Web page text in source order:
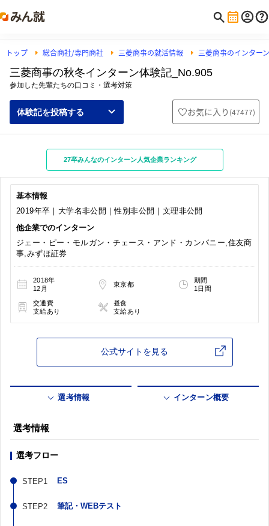
トップ 総合商社/専門商社 三菱商事の就活情報 三菱商事のインター
三菱商事の秋冬インターン体験記_No.905
参加した先輩たちの口コミ・選考対策
体験記を投稿する お気に入り (47477)
27卒みんなのインターン人気企業ランキング
基本情報
2019年卒｜大学名非公開｜性別非公開｜文理非公開
他企業でのインターン
ジェー・ピー・モルガン・チェース・アンド・カンパニー,住友商
事,みずほ証券
2018年
12月
東京都
期間
1日間
交通費
支給あり
昼食
支給あり
公式サイトを見る
選考情報 インターン概要
選考情報
選考フロー
ES
筆記・WEBテスト